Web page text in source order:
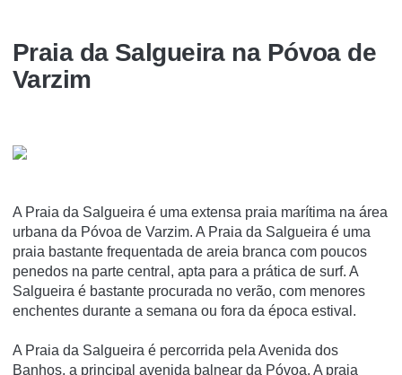
Praia da Salgueira na Póvoa de
Varzim
A Praia da Salgueira é uma extensa praia marí­tima na área
urbana da Póvoa de Varzim. A Praia da Salgueira é uma
praia bastante frequentada de areia branca com poucos
penedos na parte central, apta para a prática de surf. A
Salgueira é bastante procurada no verão, com menores
enchentes durante a semana ou fora da época estival.
A Praia da Salgueira é percorrida pela Avenida dos
Banhos, a principal avenida balnear da Póvoa. A praia